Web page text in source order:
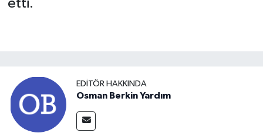
etti.
EDITÖR HAKKINDA
Osman Berkin Yardım